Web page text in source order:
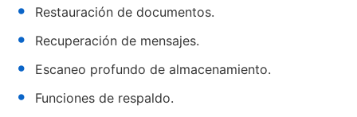
Restauración de documentos.
Recuperación de mensajes.
Escaneo profundo de almacenamiento.
Funciones de respaldo.